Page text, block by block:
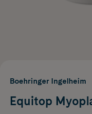
Boehringer Ingelheim
Equitop